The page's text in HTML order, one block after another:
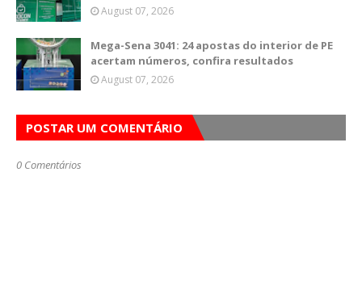
August 07, 2026
Mega-Sena 3041: 24 apostas do interior de PE
acertam números, confira resultados
August 07, 2026
POSTAR UM COMENTÁRIO
0 Comentários